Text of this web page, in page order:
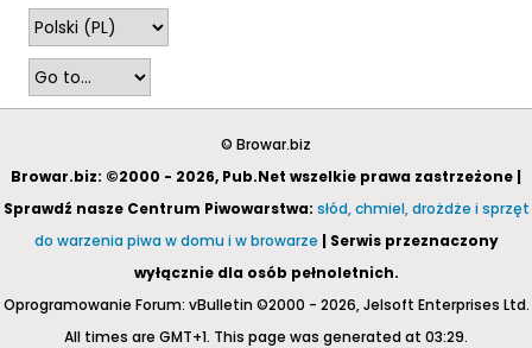
© Browar.biz
Browar.biz: ©2000 - 2026, Pub.Net wszelkie prawa zastrzeżone |
Sprawdź nasze Centrum Piwowarstwa: słód, chmiel, drożdże i sprzęt
do warzenia piwa w domu i w browarze | Serwis przeznaczony
wyłącznie dla osób pełnoletnich.
Oprogramowanie Forum: vBulletin ©2000 - 2026, Jelsoft Enterprises Ltd.
All times are GMT+1. This page was generated at 03:29.